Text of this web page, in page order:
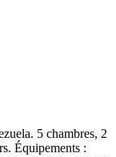
5 chambres, 2
Équipements :